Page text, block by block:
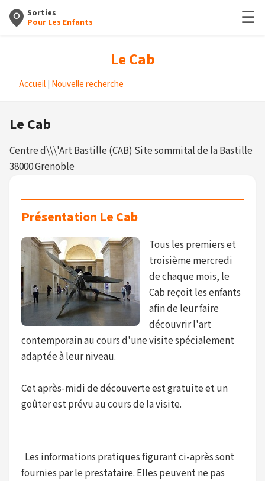
Sorties
Pour Les Enfants
☰
Le Cab
Accueil Nouvelle recherche
Le Cab
Centre d\\\'Art Bastille (CAB) Site sommital de la Bastille
38000 Grenoble
Présentation Le Cab
Tous les premiers et
troisième mercredi
de chaque mois, le
Cab reçoit les enfants
afin de leur faire
découvrir l'art
contemporain au cours d'une visite spécialement
adaptée à leur niveau.
Cet après-midi de découverte est gratuite et un
goûter est prévu au cours de la visite.
Les informations pratiques figurant ci-après sont
fournies par le prestataire. Elles peuvent ne pas